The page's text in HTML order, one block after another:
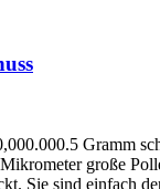
Gramm
große
Sie sind einfach